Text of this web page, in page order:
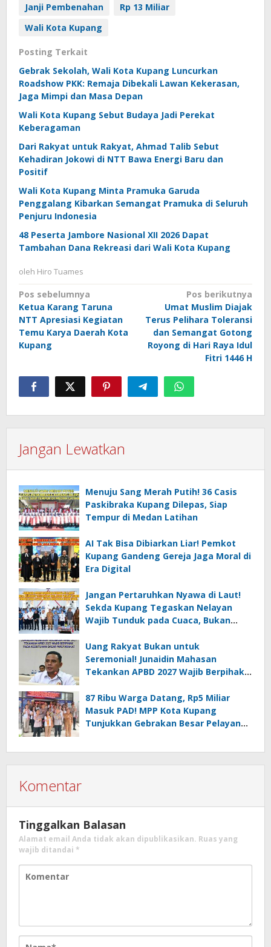
Janji Pembenahan
Rp 13 Miliar
Wali Kota Kupang
Posting Terkait
Gebrak Sekolah, Wali Kota Kupang Luncurkan
Roadshow PKK: Remaja Dibekali Lawan Kekerasan,
Jaga Mimpi dan Masa Depan
Wali Kota Kupang Sebut Budaya Jadi Perekat
Keberagaman
Dari Rakyat untuk Rakyat, Ahmad Talib Sebut
Kehadiran Jokowi di NTT Bawa Energi Baru dan
Positif
Wali Kota Kupang Minta Pramuka Garuda
Penggalang Kibarkan Semangat Pramuka di Seluruh
Penjuru Indonesia
48 Peserta Jambore Nasional XII 2026 Dapat
Tambahan Dana Rekreasi dari Wali Kota Kupang
oleh Hiro Tuames
Navigasi
pos
Pos sebelumnya
Ketua Karang Taruna
NTT Apresiasi Kegiatan
Temu Karya Daerah Kota
Kupang
Pos berikutnya
Umat Muslim Diajak
Terus Pelihara Toleransi
dan Semangat Gotong
Royong di Hari Raya Idul
Fitri 1446 H
Jangan Lewatkan
Menuju Sang Merah Putih! 36 Casis
Paskibraka Kupang Dilepas, Siap
Tempur di Medan Latihan
AI Tak Bisa Dibiarkan Liar! Pemkot
Kupang Gandeng Gereja Jaga Moral di
Era Digital
Jangan Pertaruhkan Nyawa di Laut!
Sekda Kupang Tegaskan Nelayan
Wajib Tunduk pada Cuaca, Bukan
Uang Rakyat Bukan untuk
Seremonial! Junaidin Mahasan
Tekankan APBD 2027 Wajib Berpihak
87 Ribu Warga Datang, Rp5 Miliar
Masuk PAD! MPP Kota Kupang
Tunjukkan Gebrakan Besar Pelayanan
Komentar
Tinggalkan Balasan
Alamat email Anda tidak akan dipublikasikan. Ruas yang
wajib ditandai *